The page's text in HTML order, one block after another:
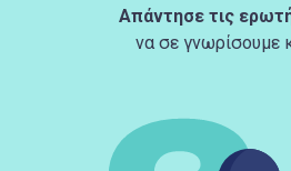
Απάντησε τις
να σε γνωρίσουμε